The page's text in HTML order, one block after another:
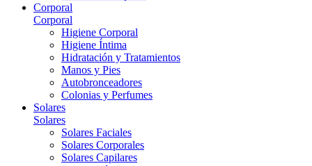
Corporal
Corporal
Higiene Corporal
Higiene Íntima
Hidratación y Tratamientos
Manos y Pies
Autobronceadores
Colonias y Perfumes
Solares
Solares
Solares Faciales
Solares Corporales
Solares Capilares